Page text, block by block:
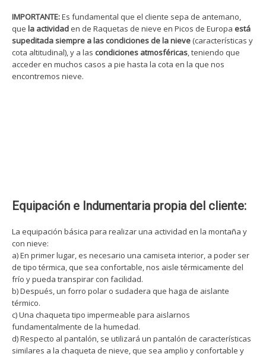
IMPORTANTE:Es fundamental que el cliente sepa de antemano,
que la actividad en de Raquetas de nieve en Picos de Europa está
supeditada siempre a las condiciones de la nieve (características y
cota altitudinal), y a las condiciones atmosféricas, teniendo que
acceder en muchos casos a pie hasta la cota en la que nos
encontremos nieve.
Equipación e Indumentaria propia del cliente:
La equipación básica para realizar una actividad en la montaña y
con nieve:
a) En primer lugar, es necesario una camiseta interior, a poder ser
de tipo térmica, que sea confortable, nos aisle térmicamente del
frío y pueda transpirar con facilidad.
b) Después, un forro polar o sudadera que haga de aislante
térmico.
c) Una chaqueta tipo impermeable para aislarnos
fundamentalmente de la humedad.
d) Respecto al pantalón, se utilizará un pantalón de características
similares a la chaqueta de nieve, que sea amplio y confortable y